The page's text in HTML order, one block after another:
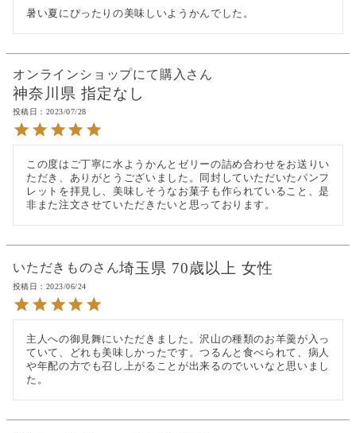
暑い夏にぴったりの美味しいようかんでした。
オンラインショップにて購入
神奈川県 指定なし
投稿日 2023/07/28
この度はご丁寧に水ようかんとゼリーの詰め合わせをお送りい
ただき、ありがとうございました。同封していただいたパンフ
レットを拝見し、美味しそうなお菓子も作られていること、是
非また注文させていただきたいと思っております。
いただきもの 埼玉県 70歳以上 女性
投稿日 2023/06/24
主人への御見舞にいただきました。沢山の種類のお羊羹が入っ
ていて、どれも美味しかったです。つるんと食べられて、病人
や年配の方でも召し上がることが出来るのでいいなと思いまし
た。